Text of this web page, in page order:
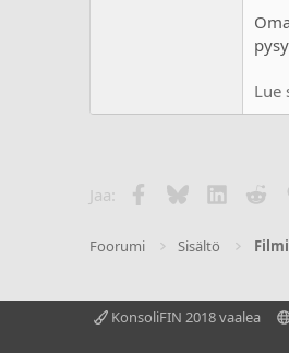
Lue
Jaa: Facebook
Bluesky
Foorumi Sisältö
KonsoliFIN 2018 vaalea